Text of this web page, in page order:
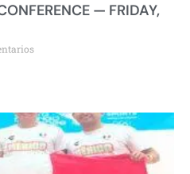
— FRIDAY,